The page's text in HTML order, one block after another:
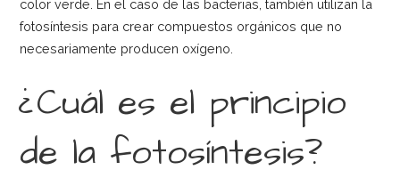
color verde. En el caso de las bacterias, también utilizan la
fotosíntesis para crear compuestos orgánicos que no
necesariamente producen oxígeno.
¿Cuál es el principio
de la fotosíntesis?